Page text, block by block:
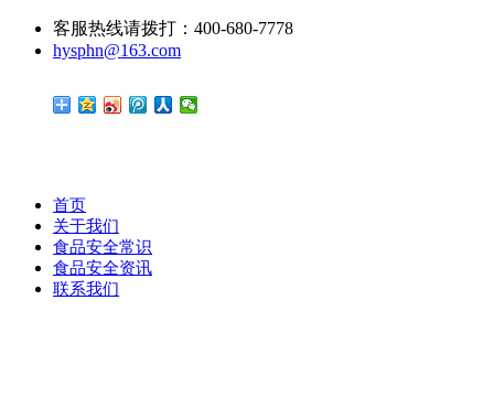
客服热线请拨打：400-680-7778
hysphn@163.com
首页
关于我们
食品安全常识
食品安全资讯
联系我们